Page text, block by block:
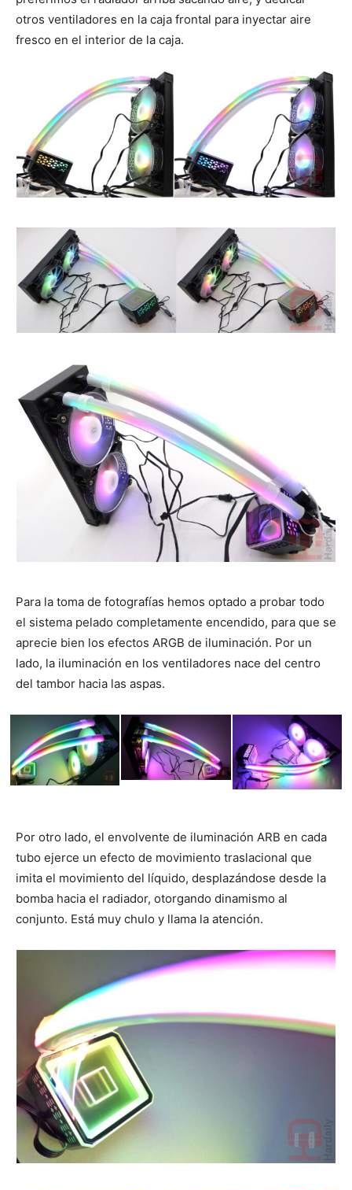
otros ventiladores en la caja frontal para inyectar aire
fresco en el interior de la caja.
Para la toma de fotografías hemos optado a probar todo
el sistema pelado completamente encendido, para que se
aprecie bien los efectos ARGB de iluminación. Por un
lado, la iluminación en los ventiladores nace del centro
del tambor hacia las aspas.
Por otro lado, el envolvente de iluminación ARB en cada
tubo ejerce un efecto de movimiento traslacional que
imita el movimiento del líquido, desplazándose desde la
bomba hacia el radiador, otorgando dinamismo al
conjunto. Está muy chulo y llama la atención.